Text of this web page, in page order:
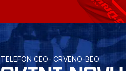
TELEFON CEO- CRVENO-BEO